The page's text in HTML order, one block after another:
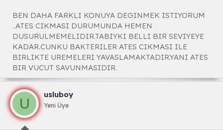
BEN DAHA FARKLI KONUYA DEGINMEK ISTIYORUM
..ATES CIKMASI DURUMUNDA HEMEN
DUSURULMEMELIDIR.TABIYKI BELLI BIR SEVIYEYE
KADAR.CUNKU BAKTERILER ATES CIKMASI ILE
BIRLIKTE UREMELERI YAVASLAMAKTADIR.YANI ATES
BIR VUCUT SAVUNMASIDIR.
U
usluboy
Yeni Üye